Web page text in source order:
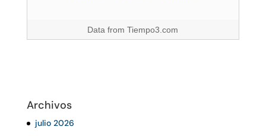
Data fromTiempo3.com
Archivos
julio 2026